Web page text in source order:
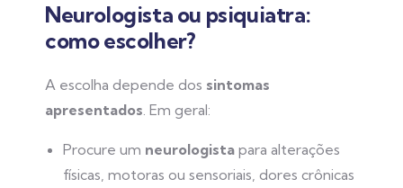
Neurologista ou psiquiatra:
como escolher?
A escolha depende dos sintomas
apresentados. Em geral:
Procure um neurologista para alterações
físicas, motoras ou sensoriais, dores crônicas